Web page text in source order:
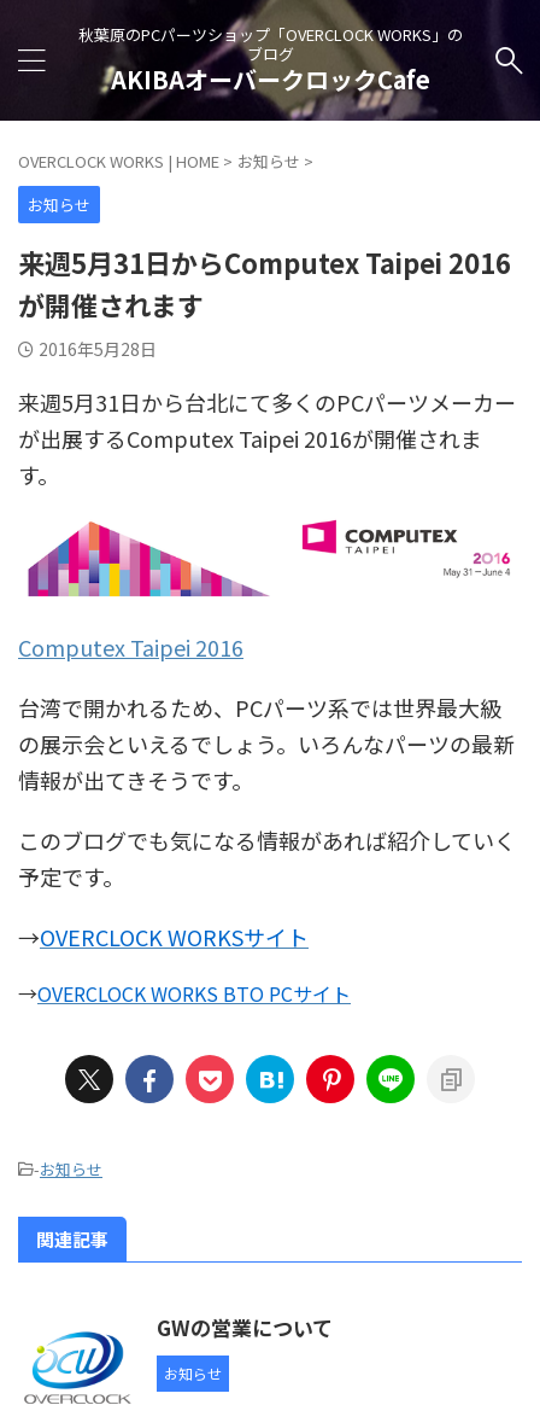
秋葉原のPCパーツショップ「OVERCLOCK WORKS」の
ブログ
AKIBAオーバークロックCafe
OVERCLOCK WORKS | HOME > お知らせ >
お知らせ
来週5月31日からComputex Taipei 2016
が開催されます
2016年5月28日
来週5月31日から台北にて多くのPCパーツメーカー
が出展するComputex Taipei 2016が開催されま
す。
Computex Taipei 2016
台湾で開かれるため、PCパーツ系では世界最大級
の展示会といえるでしょう。いろんなパーツの最新
情報が出てきそうです。
このブログでも気になる情報があれば紹介していく
予定です。
→OVERCLOCK WORKSサイト
→OVERCLOCK WORKS BTO PCサイト
-お知らせ
関連記事
GWの営業について
お知らせ